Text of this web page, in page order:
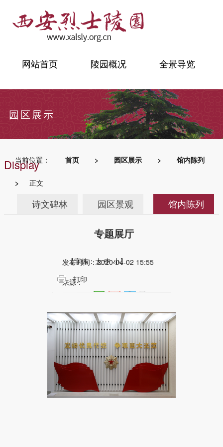
网站首页 陵园概况 全景导览
园区展示
Display
当前位置： 首页 > 园区展示 > 馆内陈列
> 正文
诗文碑林 园区景观 馆内陈列
专题展厅
发布时间：2020-04-02 15:55
来源：
【字体：大 中 小】
打印